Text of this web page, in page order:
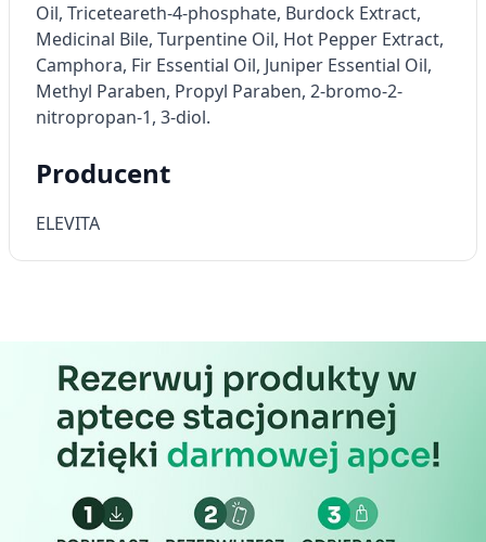
Oil, Triceteareth-4-phosphate, Burdock Extract,
Medicinal Bile, Turpentine Oil, Hot Pepper Extract,
Camphora, Fir Essential Oil, Juniper Essential Oil,
Methyl Paraben, Propyl Paraben, 2-bromo-2-
nitropropan-1, 3-diol.
Producent
ELEVITA
Tworzenie profili w celu personalizacji treści
Wykorzystywanie profili w celu doboru
spersonalizowanych treści
Pomiar efektywności reklam
Pomiar efektywności treści
kombinacji danych z różnych źródeł
Funkcje specjalne IAB:
Użycie dokładnych danych
geolokalizacyjnych
Identyfikowanie urządzeń na podstawie
Cele przetwarzania inne niż IAB: